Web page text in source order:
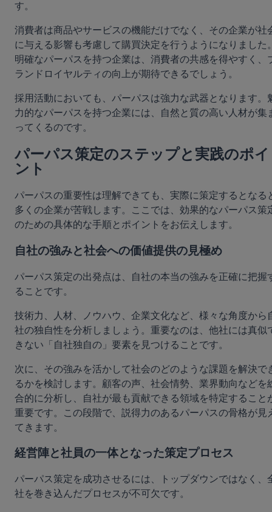
す。
消費者は商品やサービスの機能だけでなく、その企業が社
に与える影響も考慮して購買決定を行うようになりました
明確なパーパスを持つ企業は、消費者の共感を得やすく、
ランドロイヤルティの向上が期待できるでしょう。
採用活動においても、パーパスは強力な武器となります。
力的なパーパスを持つ企業には、自然と質の高い人材が集
ってくるのです。
パーパス策定のステップと実践のポイ
ント
パーパスの重要性は理解できても、実際に策定するとなる
多くの企業が苦戦します。ここでは、効果的なパーパス策
のための具体的な手順とポイントをお伝えします。
自社の強みと社会への価値提供の見極め
パーパス策定の出発点は、自社の本当の強みを正確に把握
ることです。
技術力、人材、ノウハウ、企業文化など、様々な角度から
社の独自性を分析しましょう。重要なのは、他社には真似
きない「自社独自の」要素を見つけることです。
次に、その強みを活かして社会のどのような課題を解決で
るかを検討します。顧客の声、社会情勢、業界動向などを
合的に分析し、自社が最も貢献できる領域を特定すること
重要です。この段階で、説得力のあるパーパスの骨格が見
てきます。
経営陣と社員の一体となった策定プロセス
パーパス策定を成功させるには、トップダウンではなく、
社を巻き込んだプロセスが不可欠です。